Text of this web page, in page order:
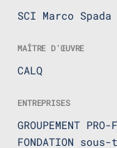
SCI Marco Spada
MAÎTRE D’ŒUVRE
CALQ
ENTREPRISES
GROUPEMENT
FONDATION